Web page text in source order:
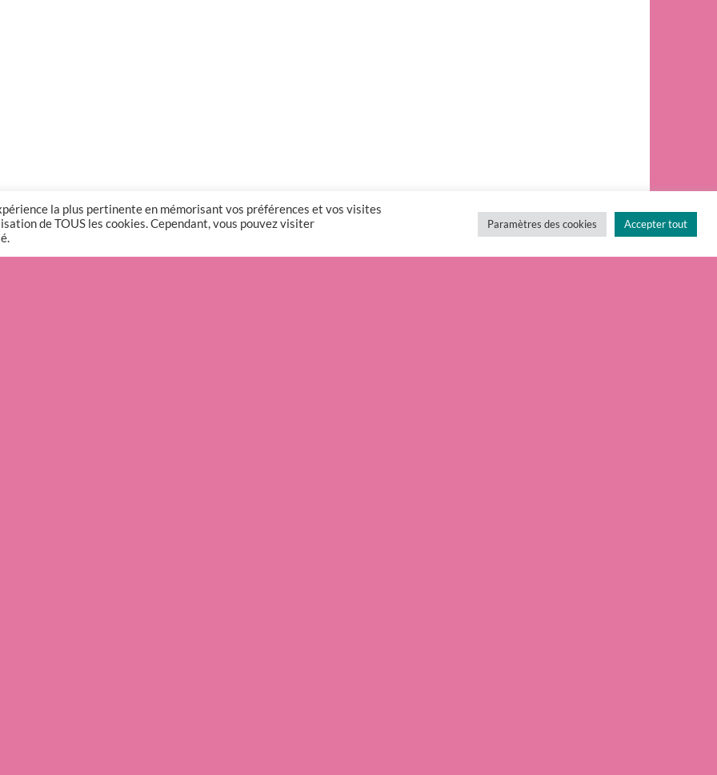
la plus pertinente en mémorisant vos préférences et vos visites
de TOUS les cookies. Cependant, vous pouvez visiter
Paramètres des cookies Accepter tout